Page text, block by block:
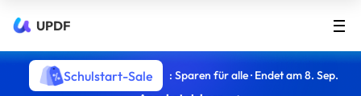
UPDF
Schulstart-Sale
: Sparen für alle · Endet am 8. Sep.